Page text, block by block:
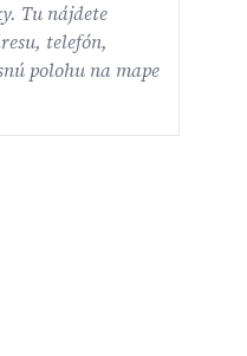
Tu nájdete
telefón,
polohu na mape